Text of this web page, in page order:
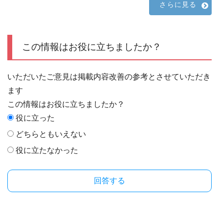
さらに見る
この情報はお役に立ちましたか？
いただいたご意見は掲載内容改善の参考とさせていただき
ます
この情報はお役に立ちましたか？
役に立った
どちらともいえない
役に立たなかった